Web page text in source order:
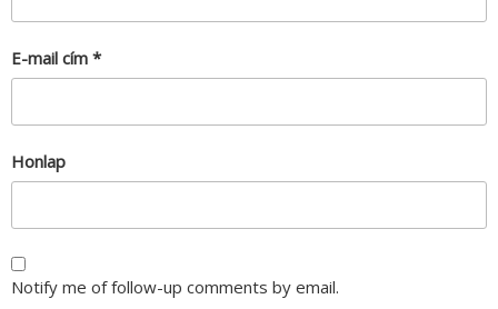
E-mail cím *
Honlap
Notify me of follow-up comments by email.